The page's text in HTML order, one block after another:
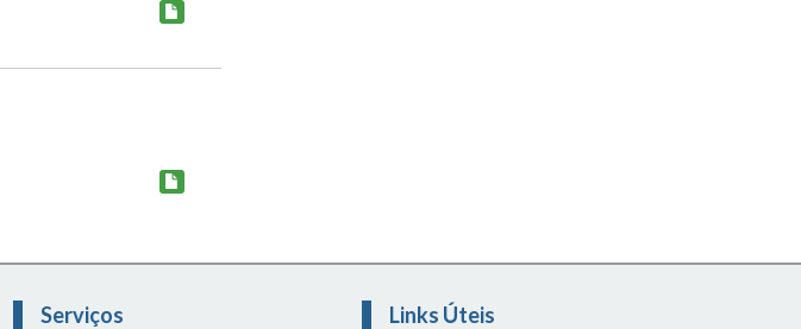
Serviços Links Úteis